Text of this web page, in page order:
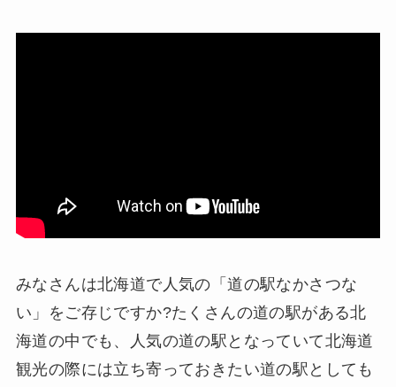
みなさんは北海道で人気の「道の駅なかさつな
い」をご存じですか?たくさんの道の駅がある北
海道の中でも、人気の道の駅となっていて北海道
観光の際には立ち寄っておきたい道の駅としても